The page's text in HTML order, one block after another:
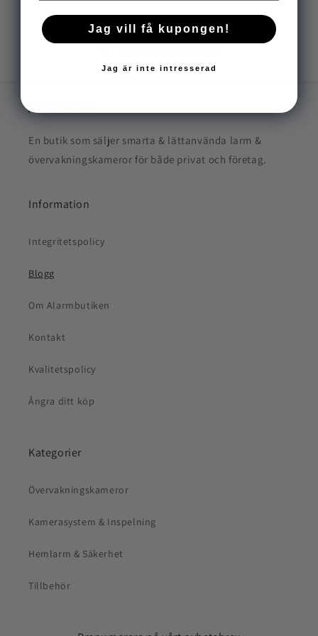
Tillbaka till blogg
Alarmbutiken
En butik som säljer smarta & lättanvända larm &
övervakningskameror för både privat och företag.
Information
Integritetspolicy
Blogg
Om Alarmbutiken
Kontakt
Kvalitetspolicy
Ångra ditt köp
Kategorier
Övervakningskameror
Kamerasystem & Inspelning
Hemlarm & Säkerhet
Tillbehör
Jag vill få kupongen!
Jag är inte intresserad